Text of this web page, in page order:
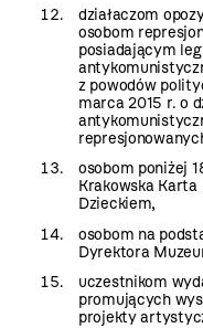
działaczom
osobom
posiadającym
z powodów
marca 2015 r. o
osobom poniżej
Krakowska Karta
Dzieckiem,
osobom na
Dyrektora
uczestnikom
promujących
projekty